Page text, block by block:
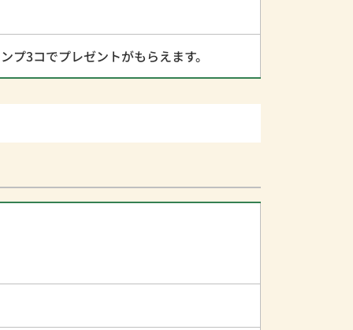
3コでプレゼントがもらえます。